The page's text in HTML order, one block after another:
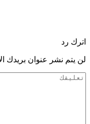
اترك رد
لن يتم نشر عنوان بريدك